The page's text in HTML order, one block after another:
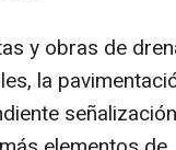
y obras de
la
señalización